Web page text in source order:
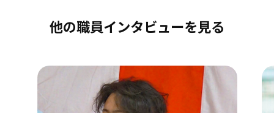
他の職員インタビューを見る